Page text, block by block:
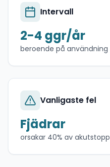
Intervall
2-4 ggr/år
beroende på användning
Vanligaste fel
Fjädrar
orsakar 40% av akutstopp